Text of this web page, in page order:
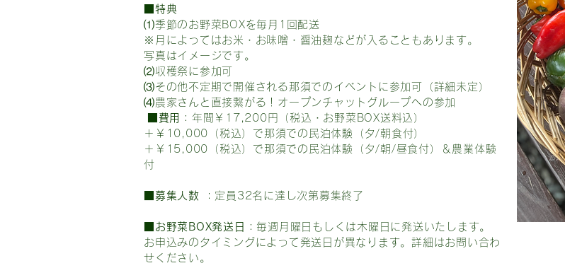
■特典
⑴季節のお野菜BOXを毎月1回配送
※月によってはお米・お味噌・醤油麹などが入ることもあります。
写真はイメージです。
⑵収穫祭に参加可
⑶その他不定期で開催される那須でのイベントに参加可（詳細未定）
⑷農家さんと直接繋がる！オープンチャットグループへの参加
■費用
：年間￥17,200円（税込・お野菜BOX送料込）
＋￥10,000（税込）で那須での民泊体験（夕/朝食付）
＋￥15,000（税込）で那須での民泊体験（夕/朝/昼食付）＆農業体験
付
■募集人数 ：定員32名に達し次第募集終了
■お野菜BOX発送日
：毎週月曜日もしくは木曜日に発送いたします。
お申込みのタイミングによって発送日が異なります。詳細はお問い合わ
せください。